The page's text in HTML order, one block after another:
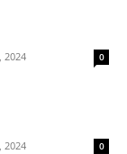
2024 0
2024 0